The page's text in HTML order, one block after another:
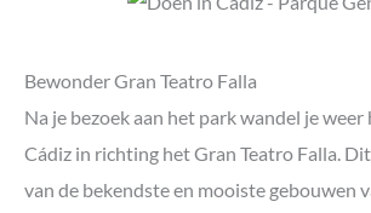
Bewonder Gran Teatro Falla
Na je bezoek aan het park wandel je
Cádiz in richting het Gran Teatro Falla.
van de bekendste en mooiste gebouwen